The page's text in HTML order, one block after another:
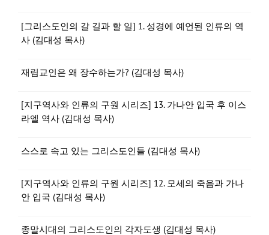
[그리스도인의 갈 길과 할 일] 1. 성경에 예언된 인류의 역
사 (김대성 목사)
재림교인은 왜 장수하는가? (김대성 목사)
[지구역사와 인류의 구원 시리즈] 13. 가나안 입국 후 이스
라엘 역사 (김대성 목사)
스스로 속고 있는 그리스도인들 (김대성 목사)
[지구역사와 인류의 구원 시리즈] 12. 모세의 죽음과 가나
안 입국 (김대성 목사)
종말시대의 그리스도인의 각자도생 (김대성 목사)